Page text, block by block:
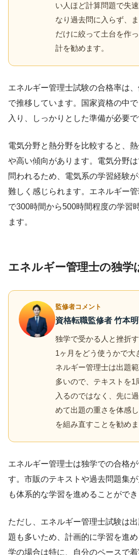
い人ほど計算問題で失
なり過去問に入らず、
だけに絞って土台を作
計を勧めます。
エネルギー管理士試験の合格率は
で推移しています。国家資格の中
入り、しっかりとした準備が必要で
電気分野と熱分野を比較すると、
や高い傾向があります。電気分野
問われるため、電気系の学習経験
難しく感じられます。エネルギー
で300時間から500時間程度の学習
ます。
エネルギー管理士の独学
監修者コメント
資格転職監修者 竹本
独学で受かる人と挫折
1ヶ月をどう使うかで大
ネルギー管理士は出題
多いので、テキストを1
入るのではなく、先に
めて出題の重さを体感
を組み直すことを勧めま
エネルギー管理士は独学での合格
す。市販のテキストや過去問題集
も体系的な学習を進めることができ
ただし、エネルギー管理士試験は
題も多いため、計画的に学習を進
学の場合は特に、自分のペースで